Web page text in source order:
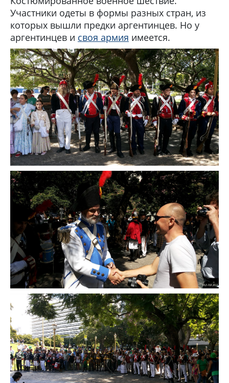
Участники одеты в формы разных стран, из
которых вышли предки аргентинцев. Но у
аргентинцев и своя армия имеется.